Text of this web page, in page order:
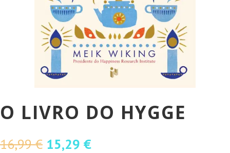
O LIVRO DO HYGGE
16,99€ O
15,29 €O